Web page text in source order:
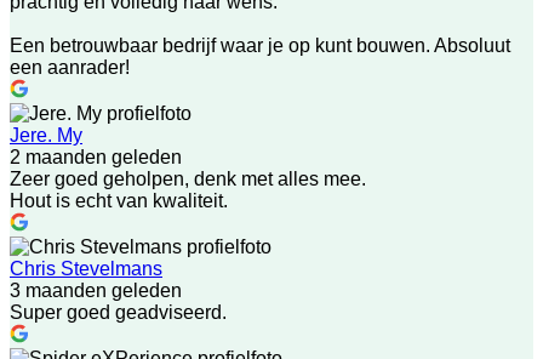
Een betrouwbaar bedrijf waar je op kunt bouwen. Absoluut
een aanrader!
Jere. My
2 maanden geleden
Zeer goed geholpen, denk met alles mee.
Hout is echt van kwaliteit.
Chris Stevelmans
3 maanden geleden
Super goed geadviseerd.